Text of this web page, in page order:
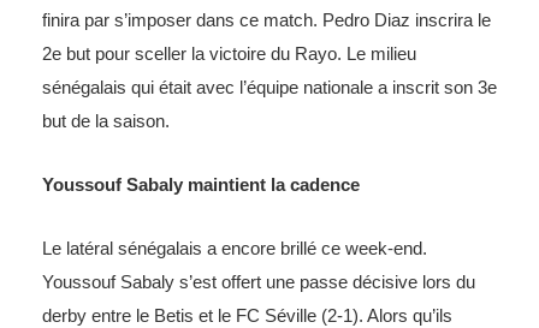
finira par s’imposer dans ce match. Pedro Diaz inscrira le
2e but pour sceller la victoire du Rayo. Le milieu
sénégalais qui était avec l’équipe nationale a inscrit son 3e
but de la saison.
Youssouf Sabaly maintient la cadence
Le latéral sénégalais a encore brillé ce week-end.
Youssouf Sabaly s’est offert une passe décisive lors du
derby entre le Betis et le FC Séville (2-1). Alors qu’ils